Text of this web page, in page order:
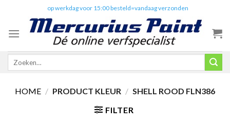
content
op werkdag voor 15:00 besteld=vandaag verzonden
Zoeken
HOME / PRODUCT KLEUR / SHELL ROOD FLN386
FILTER